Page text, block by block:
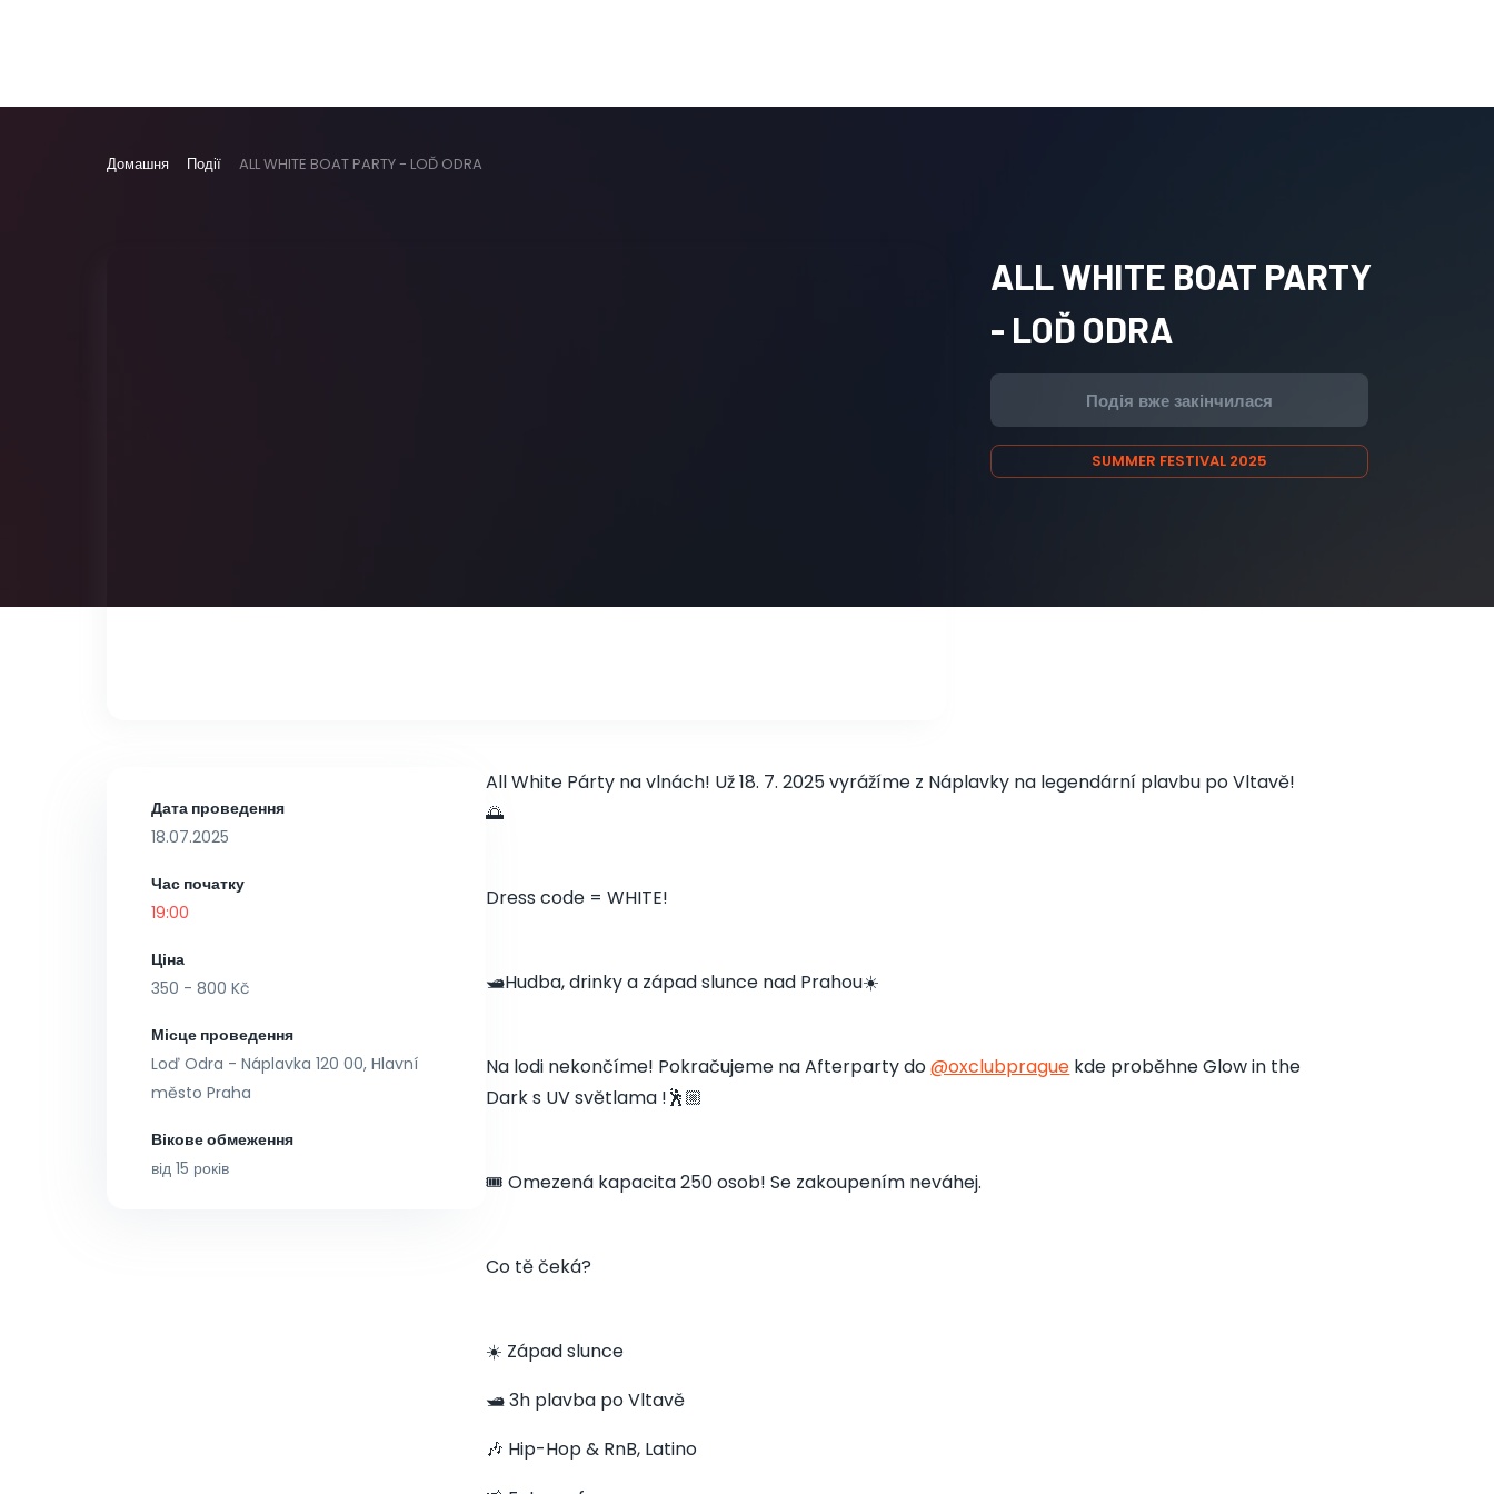
Домашня Події ALL WHITE BOAT PARTY - LOĎ ODRA
ALL WHITE BOAT PARTY
- LOĎ ODRA
Подія вже закінчилася
SUMMER FESTIVAL 2025
Дата проведення
18.07.2025
Час початку
19:00
Ціна
350 - 800 Kč
Місце проведення
Loď Odra - Náplavka 120 00, Hlavní
město Praha
Вікове обмеження
від 15 років
All White Párty na vlnách! Už 18. 7. 2025 vyrážíme z Náplavky na legendární plavbu po Vltavě!
🌅
Dress code = WHITE!
🛥️Hudba, drinky a západ slunce nad Prahou☀️
Na lodi nekončíme! Pokračujeme na Afterparty do@oxclubprague kde proběhne Glow in the
Dark s UV světlama !🕺🏼
🎟️ Omezená kapacita 250 osob! Se zakoupením neváhej.
Co tě čeká?
☀️ Západ slunce
🛥️ 3h plavba po Vltavě
🎶 Hip-Hop & RnB, Latino